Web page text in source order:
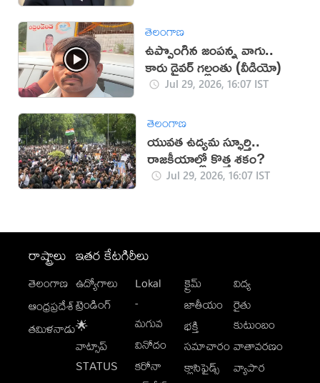
తెలంగాణ
ఉప్పొంగిన జంపన్న వాగు..
కారు డ్రైవర్ గల్లంతు (వీడియో)
Jul 29, 2026, 16:07 IST
తెలంగాణ
యువత ఉద్యమ స్ఫూర్తి..
రాజకీయాల్లో కొత్త శకం?
Jul 29, 2026, 16:07 IST
రాష్ట్రాలు
తెలంగాణ
ఆంధ్రప్రదేశ్
తమిళనాడు
ఇతర కేటగిరీలు
ఉద్యోగాలు
ట్రెండింగ్
🌟
వాట్సాప్
STATUS
Lokal
-
మగువ
వినోదం
కరోనా
క్రైమ్
జాతీయం
భక్తి
సమాచారం
క్లాసిఫైడ్స్
విద్య
రైతు
కుటుంబం
వాతావరణం
వ్యాపార